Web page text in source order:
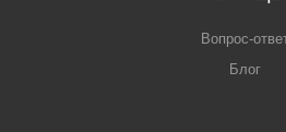
Вопрос-
Блог